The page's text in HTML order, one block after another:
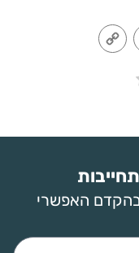
Email
בהקדם האפשרי